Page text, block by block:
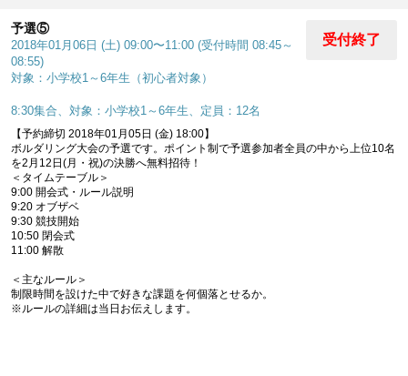
予選⑤
2018年01月06日 (土) 09:00〜11:00 (受付時間 08:45～
08:55)
対象：小学校1～6年生（初心者対象）
8:30集合、対象：小学校1～6年生、定員：12名
受付終了
【予約締切 2018年01月05日 (金) 18:00】
ボルダリング大会の予選です。ポイント制で予選参加者全員の中から上位10名
を2月12日(月・祝)の決勝へ無料招待！
＜タイムテーブル＞
9:00 開会式・ルール説明
9:20 オブザベ
9:30 競技開始
10:50 閉会式
11:00 解散
＜主なルール＞
制限時間を設けた中で好きな課題を何個落とせるか。
※ルールの詳細は当日お伝えします。